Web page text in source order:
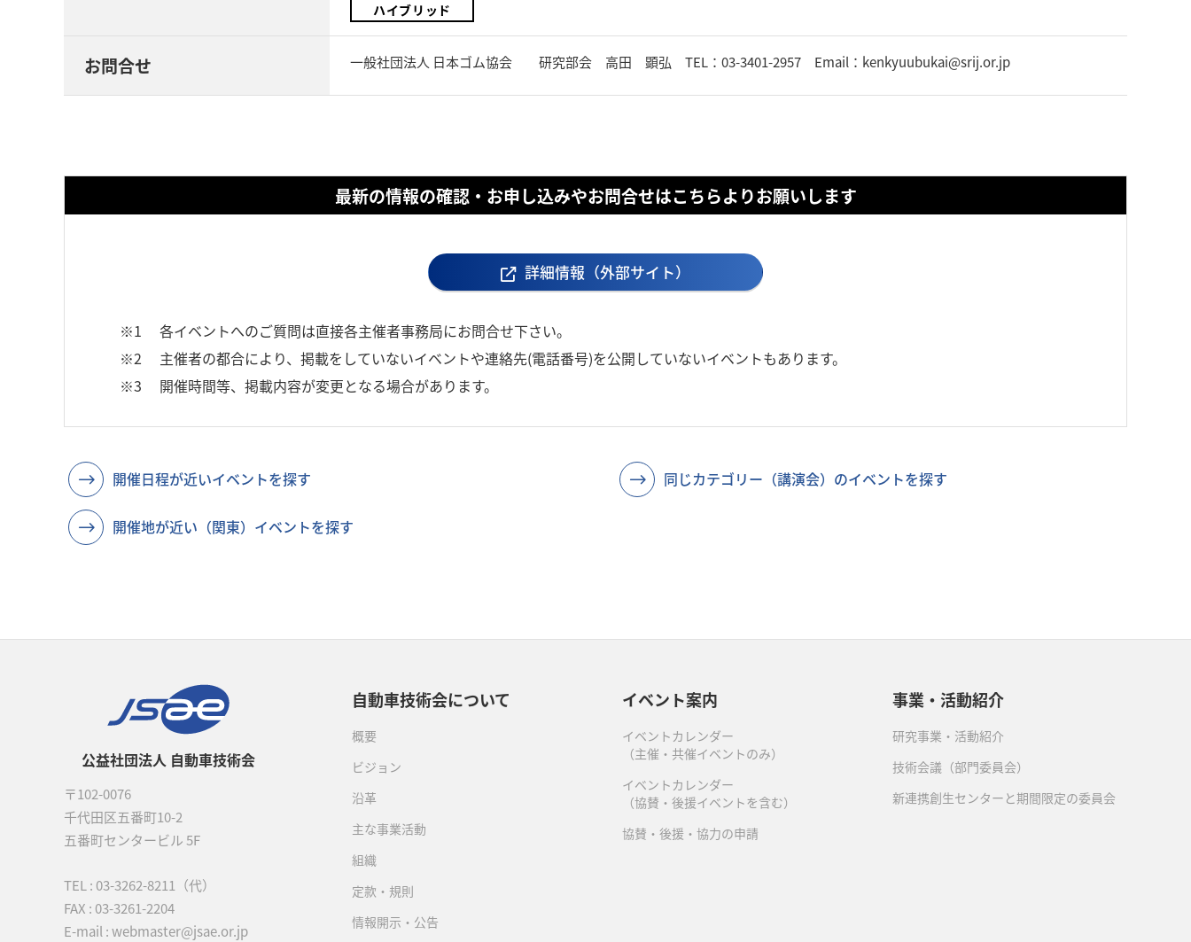
ハイブリッド
お問合せ 一般社団法人 日本ゴム協会 研究部会 高田 顕弘 TEL：03-3401-2957 Email：kenkyuubukai@srij.or.jp
最新の情報の確認・お申し込みやお問合せはこちらよりお願いします
詳細情報（外部サイト）
※1
各イベントへのご質問は直接各主催者事務局にお問合せ下さい。
※2
主催者の都合により、掲載をしていないイベントや連絡先(電話番号)を公開していないイベントもあります。
※3
開催時間等、掲載内容が変更となる場合があります。
開催日程が近いイベントを探す 同じカテゴリー（講演会）のイベントを探す
開催地が近い（関東）イベントを探す
公益社団法人 自動車技術会
〒102-0076
千代田区五番町10-2
五番町センタービル 5F
TEL : 03-3262-8211
（代）
FAX : 03-3261-2204
E-mail : webmaster@jsae.or.jp
自動車技術会について
概要
ビジョン
沿革
主な事業活動
組織
定款・規則
情報開示・公告
イベント案内
イベントカレンダー
（主催・共催イベントのみ）
イベントカレンダー
（協賛・後援イベントを含む）
協賛・後援・協力の申請
事業・活動紹介
研究事業・活動紹介
技術会議（部門委員会）
新連携創生センターと期間限定の委員会